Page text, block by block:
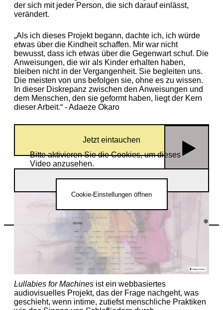
der sich mit jeder Person, die sich darauf einlässt,
verändert.
„Als ich dieses Projekt begann, dachte ich, ich würde
etwas über die Kindheit schaffen. Mir war nicht
bewusst, dass ich etwas über die Gegenwart schuf. Die
Anweisungen, die wir als Kinder erhalten haben,
bleiben nicht in der Vergangenheit. Sie begleiten uns.
Die meisten von uns befolgen sie, ohne es zu wissen.
In dieser Diskrepanz zwischen den Anweisungen und
dem Menschen, den sie geformt haben, liegt der Kern
dieser Arbeit.“ - Adaeze Okaro
Jetzt eintauchen
Bitte aktivieren Sie die Cookies, um dieses
Video anzusehen.
Cookie-Einstellungen öffnen
HausCode 2026 | Adeaze Okaro
Fá Maria, Lullabies for Machines
, 2026.
Technische Umsetzung: David Lazãr
Lullabies for Machines ist ein webbasiertes
audiovisuelles Projekt, das der Frage nachgeht, was
geschieht, wenn intime, zutiefst menschliche Praktiken